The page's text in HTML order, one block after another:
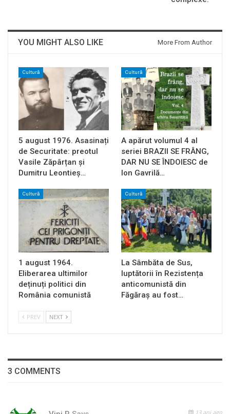
YOU MIGHT ALSO LIKE More From Author
Cultură
5 august 1976. Asasinați
de Securitate: preotul
Vasile Zăpârțan și
Dumitru Leontieș…
Cultură
A apărut volumul 4 al
seriei BRAZII SE FRÂNG,
DAR NU SE ÎNDOIESC de
Ion Gavrilă…
Cultură
1 august 1964.
Eliberarea ultimilor
deținuți politici din
România comunistă
Cultură
La Sâmbăta de Sus,
luptătorii în Rezistența
anticomunistă din
Făgăraș au fost…
PREV NEXT
3 COMMENTS
13 ani ago